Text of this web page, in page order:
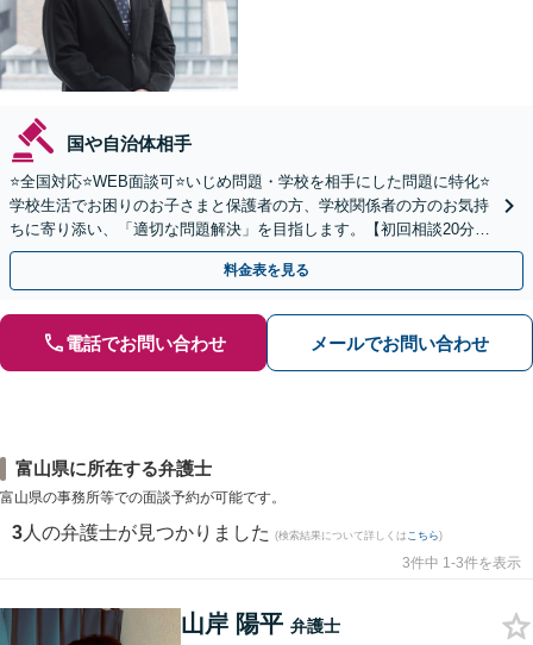
国や自治体相手
⭐️全国対応⭐️WEB面談可⭐️いじめ問題・学校を相手にした問題に特化⭐️
学校生活でお困りのお子さまと保護者の方、学校関係者の方のお気持
ちに寄り添い、「適切な問題解決」を目指します。【初回相談20分無
料】
料金表を見る
電話でお問い合わせ メールでお問い合わせ
富山県に所在する弁護士
富山県の事務所等での面談予約が可能です。
3 人の弁護士が見つかりました (検索結果について詳しくは こちら)
3件中 1-3件を表示
山岸 陽平 弁護士